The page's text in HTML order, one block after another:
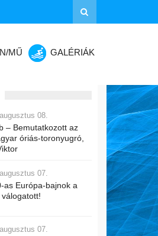
MŰ GALÉRIÁK
08.
– Bemutatkozott az
óriás-toronyugró,
07.
as Európa-bajnok a
07.